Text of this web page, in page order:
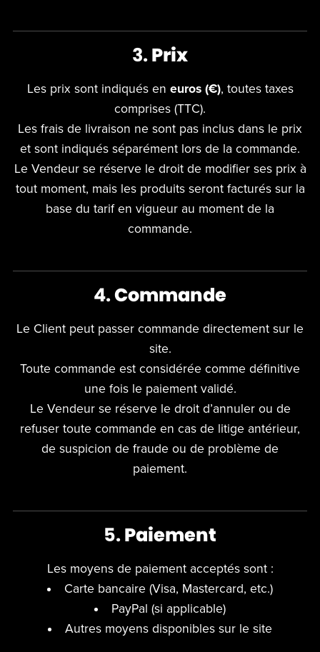
3.Prix
Les prix sont indiqués en euros (€), toutes taxes
comprises (TTC).
Les frais de livraison ne sont pas inclus dans le prix
et sont indiqués séparément lors de la commande.
Le Vendeur se réserve le droit de modifier ses prix à
tout moment, mais les produits seront facturés sur la
base du tarif en vigueur au moment de la
commande.
4.Commande
Le Client peut passer commande directement sur le
site.
Toute commande est considérée comme définitive
une fois le paiement validé.
Le Vendeur se réserve le droit d’annuler ou de
refuser toute commande en cas de litige antérieur,
de suspicion de fraude ou de problème de
paiement.
5.Paiement
Les moyens de paiement acceptés sont :
Carte bancaire (Visa, Mastercard, etc.)
PayPal (si applicable)
Autres moyens disponibles sur le site